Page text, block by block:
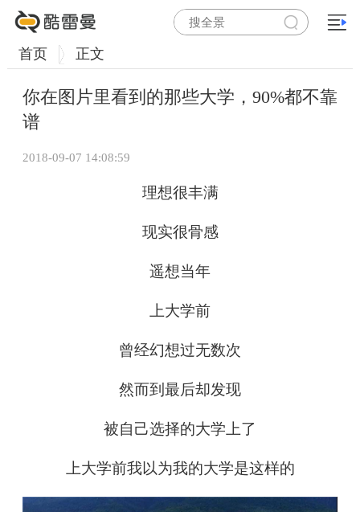
首页 正文
你在图片里看到的那些大学，90%都不靠
谱
2018-09-07 14:08:59
理想很丰满
现实很骨感
遥想当年
上大学前
曾经幻想过无数次
然而到最后却发现
被自己选择的大学上了
上大学前我以为我的大学是这样的